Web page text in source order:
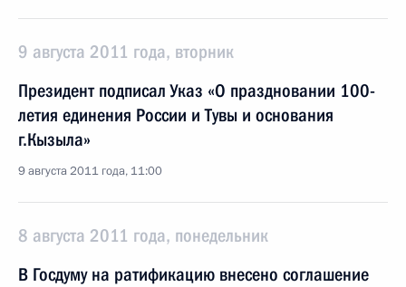
9 августа 2011 года, вторник
Президент подписал Указ «О праздновании 100-
летия единения России и Тувы и основания
г.Кызыла»
9 августа 2011 года, 11:00
8 августа 2011 года, понедельник
В Госдуму на ратификацию внесено соглашение